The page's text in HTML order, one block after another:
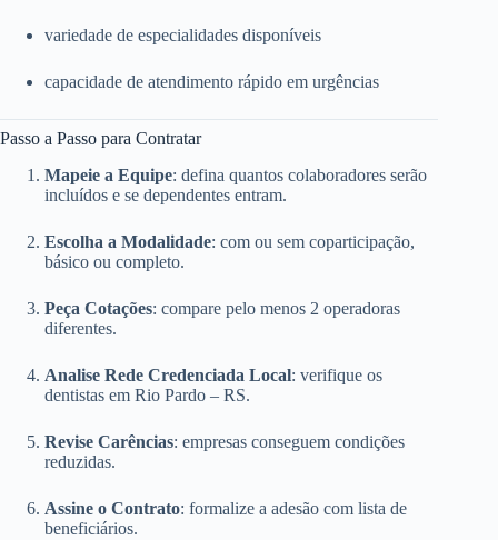
variedade de especialidades disponíveis
capacidade de atendimento rápido em urgências
Passo a Passo para Contratar
Mapeie a Equipe: defina quantos colaboradores serão
incluídos e se dependentes entram.
Escolha a Modalidade: com ou sem coparticipação,
básico ou completo.
Peça Cotações: compare pelo menos 2 operadoras
diferentes.
Analise Rede Credenciada Local: verifique os
dentistas em Rio Pardo – RS.
Revise Carências: empresas conseguem condições
reduzidas.
Assine o Contrato: formalize a adesão com lista de
beneficiários.